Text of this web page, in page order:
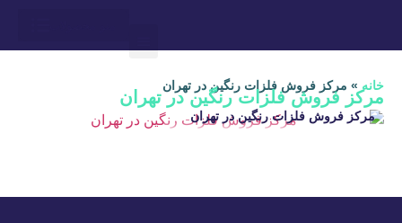
خانه » مرکز فروش فلزات رنگین در تهران
مرکز فروش فلزات رنگین در تهران
مرکز فروش فلزات رنگین در تهران